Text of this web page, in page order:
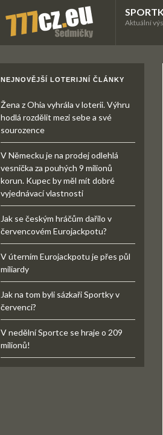
Aktuální
NEJNOVĚJŠÍ LOTERIJNÍ ČLÁNKY
Žena z Ohia vyhrála v loterii. Výhru
hodlá rozdělit mezi sebe a své
sourozence
V Německu je na prodej odlehlá
vesnička za pouhých 9 milionů
korun. Kupec by měl mít dobré
vyjednávací vlastnosti
Jak se českým hráčům dařilo v
červencovém Eurojackpotu?
V úterním Eurojackpotu je přes půl
miliardy
Jak na tom byli sázkaři Sportky v
červenci?
V nedělní Sportce se hraje o 209
milionů!